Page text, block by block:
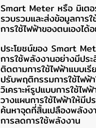
Smart Meter หรือ มิเตอ
รวบรวมและส่งข้อมูลการ
การใช้ไฟฟ้าของตนเองได้
ประโยชน์ของ Smart
การใช้พลังงานอย่างมีปร
ติดตามการใช้ไฟฟ้าแบบเรี
ปรับพฤติกรรมการใช้ไฟฟ้า
วิเคราะห์รูปแบบการใช้ไฟ
วางแผนการใช้ไฟฟ้าให้มี
ค้นหาจุดที่สิ้นเปลืองพลังง
การลดการใช้พลังงาน